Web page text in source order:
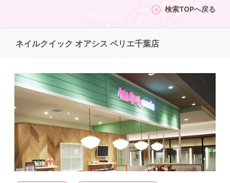
検索TOPへ戻る
ネイルクイック オアシス ペリエ千葉店